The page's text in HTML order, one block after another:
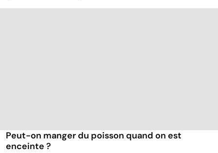
Peut-on manger du poisson quand on est
enceinte ?